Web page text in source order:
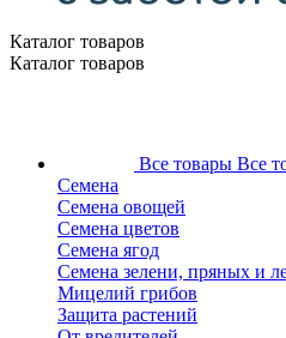
Каталог товаров
Каталог товаров
Все товары Все
Семена
Семена овощей
Семена цветов
Семена ягод
Семена зелени, пряных и
Мицелий грибов
Защита растений